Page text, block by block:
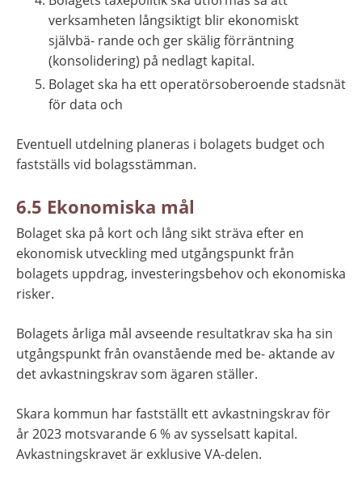
verksamheten långsiktigt blir ekonomiskt
självbä- rande och ger skälig förräntning
(konsolidering) på nedlagt kapital.
Bolaget ska ha ett operatörsoberoende stadsnät
för data och
Eventuell utdelning planeras i bolagets budget och
fastställs vid bolagsstämman.
6.5 Ekonomiska mål
Bolaget ska på kort och lång sikt sträva efter en
ekonomisk utveckling med utgångspunkt från
bolagets uppdrag, investeringsbehov och ekonomiska
risker.
Bolagets årliga mål avseende resultatkrav ska ha sin
utgångspunkt från ovanstående med be- aktande av
det avkastningskrav som ägaren ställer.
Skara kommun har fastställt ett avkastningskrav för
år 2023 motsvarande 6 % av sysselsatt kapital.
Avkastningskravet är exklusive VA-delen.